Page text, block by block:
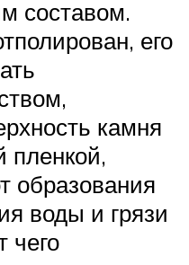
составом.
его
камня
пленкой,
образования
воды и грязи
чего